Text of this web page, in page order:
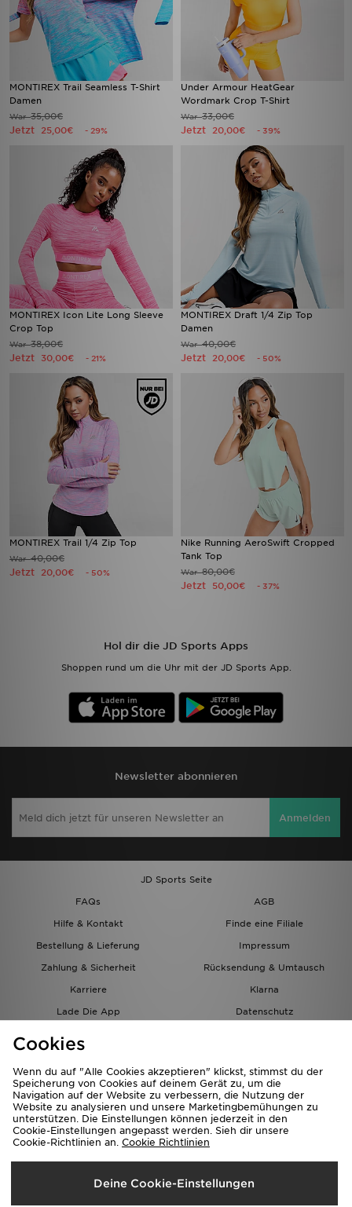
MONTIREX Trail Seamless T-Shirt
Damen
War35,00€
Jetzt 25,00€ - 29%
Under Armour HeatGear
Wordmark Crop T-Shirt
War33,00€
Jetzt 20,00€ - 39%
MONTIREX Icon Lite Long Sleeve
Crop Top
War38,00€
Jetzt 30,00€ - 21%
MONTIREX Draft 1/4 Zip Top
Damen
War40,00€
Jetzt 20,00€ - 50%
MONTIREX Trail 1/4 Zip Top
War40,00€
Jetzt 20,00€ - 50%
Nike Running AeroSwift Cropped
Tank Top
War80,00€
Jetzt 50,00€ - 37%
Hol dir die JD Sports Apps
Shoppen rund um die Uhr mit der JD Sports App.
Newsletter abonnieren
Anmelden
JD Sports Seite
FAQs
AGB
Hilfe & Kontakt
Finde eine Filiale
Bestellung & Lieferung
Impressum
Zahlung & Sicherheit
Rücksendung & Umtausch
Karriere
Klarna
Lade Die App
Datenschutz
Lieferung Nach
Österreich
Cookies
Wenn du auf "Alle Cookies akzeptieren" klickst, stimmst du der
Speicherung von Cookies auf deinem Gerät zu, um die
Navigation auf der Website zu verbessern, die Nutzung der
Website zu analysieren und unsere Marketingbemühungen zu
unterstützen. Die Einstellungen können jederzeit in den
Cookie-Einstellungen angepasst werden. Sieh dir unsere
Cookie-Richtlinien an. Cookie Richtlinien
Deine Cookie-Einstellungen